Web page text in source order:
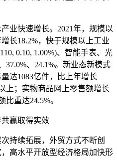
业快速增长。2021年，规模以
长18.2%，快于规模以上工业
0.10, 1.00%)、智能手表、光
37.0%、24.1%。新业态新模式
达1083亿件，比上年增长
上；实物商品网上零售额增长
比重达24.5%。
赢取得实效
持续拓展，外贸方式不断创
高水平开放型经济格局加快形